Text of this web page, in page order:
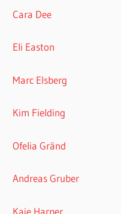
Cara Dee
Eli Easton
Marc Elsberg
Kim Fielding
Ofelia Gränd
Andreas Gruber
Kaje Harper